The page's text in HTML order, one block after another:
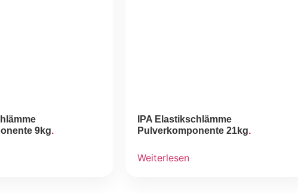
9kg
IPA Elastikschlämme
Pulverkomponente 21kg
Weiterlesen